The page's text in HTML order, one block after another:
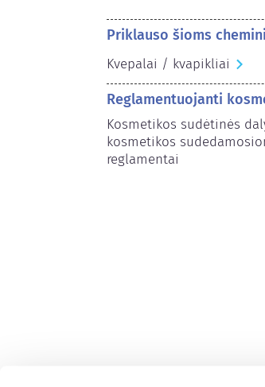
Priklauso šioms
Kvepalai / kvapikliai
Reglamentuojanti
Kosmetikos sudėtinės
kosmetikos
reglamentai